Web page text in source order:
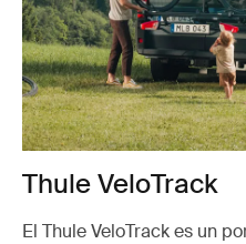
Thule VeloTrack
El Thule VeloTrack es un